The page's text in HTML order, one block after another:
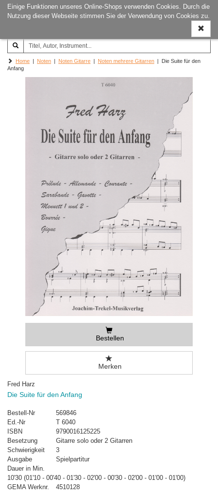
Einige Funktionen unseres Online-Shops verwenden Cookies. Durch die
Nutzung dieser Webseite stimmen Sie der Verwendung von Cookies zu.
ein-/
Joachim‐Trekel‐Musikverlag,
Hamburg
Home | Noten | Noten Gitarre | Noten mehrere Gitarren | Die Suite für den
Anfang
Bestellen
Merken
Fred Harz
Die Suite für den Anfang
Bestell-Nr
569846
Ed.-Nr
T 6040
ISBN
9790016125225
Besetzung
Gitarre solo oder 2 Gitarren
Schwierigkeit
3
Ausgabe
Spielpartitur
Dauer in Min.
10'30 (01'10 - 00'40 - 01'30 - 02'00 - 00'30 - 02'00 - 01'00 - 01'00)
GEMA Werknr.
4510128